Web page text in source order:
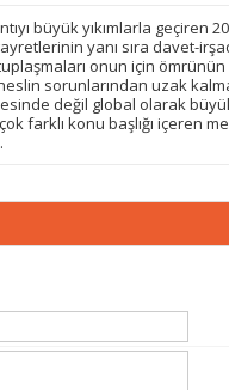
büyük yıkımlarla geçiren
yanı sıra davet-irşad
onun için ömrünün
sorunlarından uzak
değil global olarak
farklı konu başlığı içeren